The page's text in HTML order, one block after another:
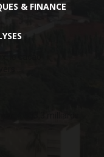
& FINANCE